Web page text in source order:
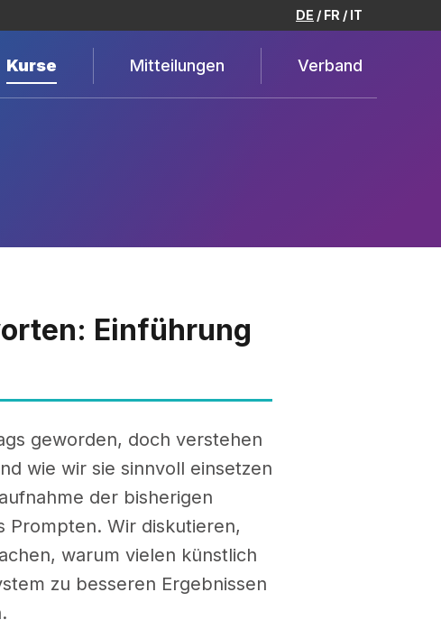
DE FR IT
Kurse Mitteilungen Verband
Einführung
geworden, doch verstehen
wie wir sie sinnvoll einsetzen
der bisherigen
Prompten. Wir diskutieren,
warum vielen künstlich
zu besseren Ergebnissen